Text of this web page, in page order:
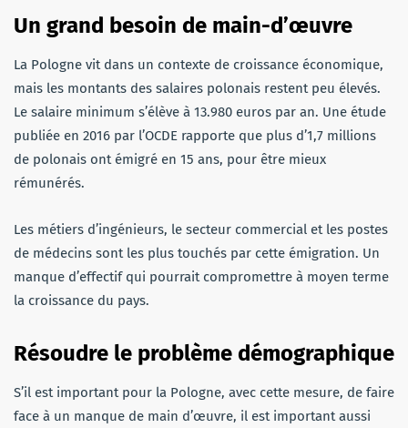
Un grand besoin de main-d’œuvre
La Pologne vit dans un contexte de croissance économique,
mais les montants des salaires polonais restent peu élevés.
Le salaire minimum s’élève à 13.980 euros par an. Une étude
publiée en 2016 par l’OCDE rapporte que plus d’1,7 millions
de polonais ont émigré en 15 ans, pour être mieux
rémunérés.
Les métiers d’ingénieurs, le secteur commercial et les postes
de médecins sont les plus touchés par cette émigration. Un
manque d’effectif qui pourrait compromettre à moyen terme
la croissance du pays.
Résoudre le problème démographique
S’il est important pour la Pologne, avec cette mesure, de faire
face à un manque de main d’œuvre, il est important aussi